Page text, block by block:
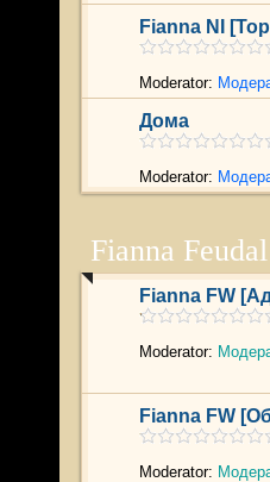
Fianna NI
Moderator:
Дома
Moderator:
Fianna
Fianna FW
Moderator:
Fianna FW
Moderator: